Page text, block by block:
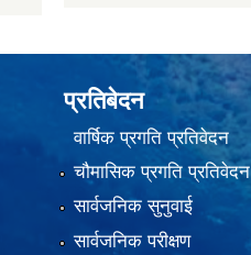
प्रतिबेदन
वार्षिक प्रगति प्रतिवेदन
चौमासिक प्रगति प्रतिवेदन
सार्वजनिक सुनुवाई
सार्वजनिक परीक्षण